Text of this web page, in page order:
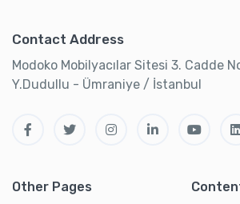
Contact Address
Modoko Mobilyacılar Sitesi 3. Cadde
Y.Dudullu - Ümraniye / İstanbul
Other Pages